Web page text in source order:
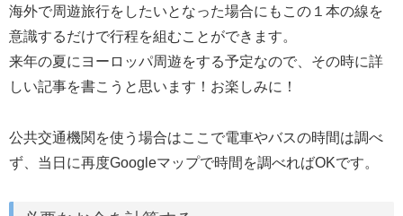
海外で周遊旅行をしたいとなった場合にもこの１本の線を
意識するだけで行程を組むことができます。
来年の夏にヨーロッパ周遊をする予定なので、その時に詳
しい記事を書こうと思います！お楽しみに！
公共交通機関を使う場合はここで電車やバスの時間は調べ
ず、当日に再度Googleマップで時間を調べればOKです。